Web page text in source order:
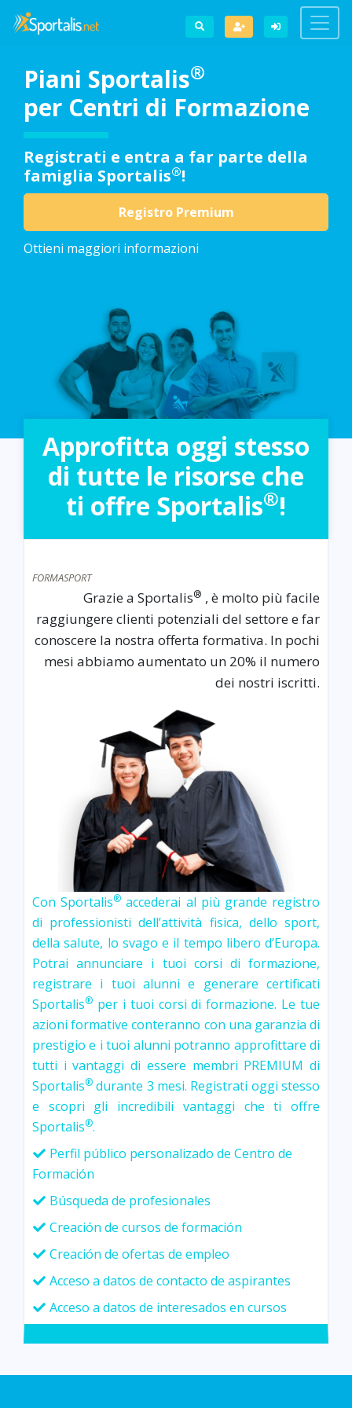
Piani Sportalis®
per Centri di Formazione
Registrati e entra a far parte della
famiglia Sportalis®!
Registro Premium
Ottieni maggiori informazioni
Approfitta oggi stesso
di tutte le risorse che
ti offre Sportalis®!
FORMASPORT
Grazie a Sportalis® , è molto più facile
raggiungere clienti potenziali del settore e far
conoscere la nostra offerta formativa. In pochi
mesi abbiamo aumentato un 20% il numero
dei nostri iscritti.
Con Sportalis® accederai al più grande registro
di professionisti dell’attività fisica, dello sport,
della salute, lo svago e il tempo libero d’Europa.
Potrai annunciare i tuoi corsi di formazione,
registrare i tuoi alunni e generare certificati
Sportalis® per i tuoi corsi di formazione. Le tue
azioni formative conteranno con una garanzia di
prestigio e i tuoi alunni potranno approfittare di
tutti i vantaggi di essere membri PREMIUM di
Sportalis® durante 3 mesi. Registrati oggi stesso
e scopri gli incredibili vantaggi che ti offre
Sportalis®.
Perfil público personalizado de Centro de
Formación
Búsqueda de profesionales
Creación de cursos de formación
Creación de ofertas de empleo
Acceso a datos de contacto de aspirantes
Acceso a datos de interesados en cursos